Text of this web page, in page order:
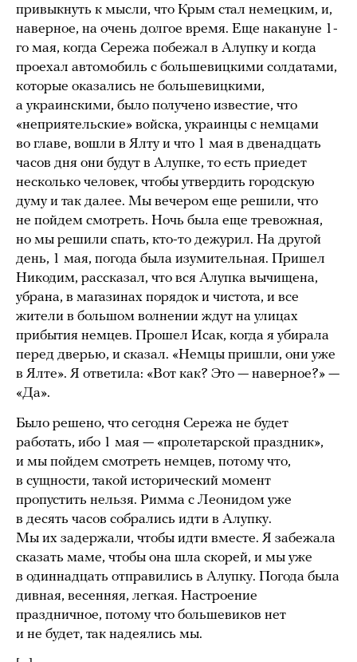
привыкнуть к мысли, что Крым стал немецким, и,
наверное, на очень долгое время. Еще накануне 1-
го мая, когда Сережа побежал в Алупку и когда
проехал автомобиль с большевицкими солдатами,
которые оказались не большевицкими,
а украинскими, было получено известие, что
«неприятельские» войска, украинцы с немцами
во главе, вошли в Ялту и что 1 мая в двенадцать
часов дня они будут в Алупке, то есть приедет
несколько человек, чтобы утвердить городскую
думу и так далее. Мы вечером еще решили, что
не пойдем смотреть. Ночь была еще тревожная,
но мы решили спать, кто-то дежурил. На другой
день, 1 мая, погода была изумительная. Пришел
Никодим, рассказал, что вся Алупка вычищена,
убрана, в магазинах порядок и чистота, и все
жители в большом волнении ждут на улицах
прибытия немцев. Прошел Исак, когда я убирала
перед дверью, и сказал. «Немцы пришли, они уже
в Ялте». Я ответила: «Вот как? Это — наверное?» —
«Да».
Было решено, что сегодня Сережа не будет
работать, ибо 1 мая — «пролетарской праздник»,
и мы пойдем смотреть немцев, потому что,
в сущности, такой исторический момент
пропустить нельзя. Римма с Леонидом уже
в десять часов собрались идти в Алупку.
Мы их задержали, чтобы идти вместе. Я забежала
сказать маме, чтобы она шла скорей, и мы уже
в одиннадцать отправились в Алупку. Погода была
дивная, весенняя, легкая. Настроение
праздничное, потому что большевиков нет
и не будет, так надеялись мы.